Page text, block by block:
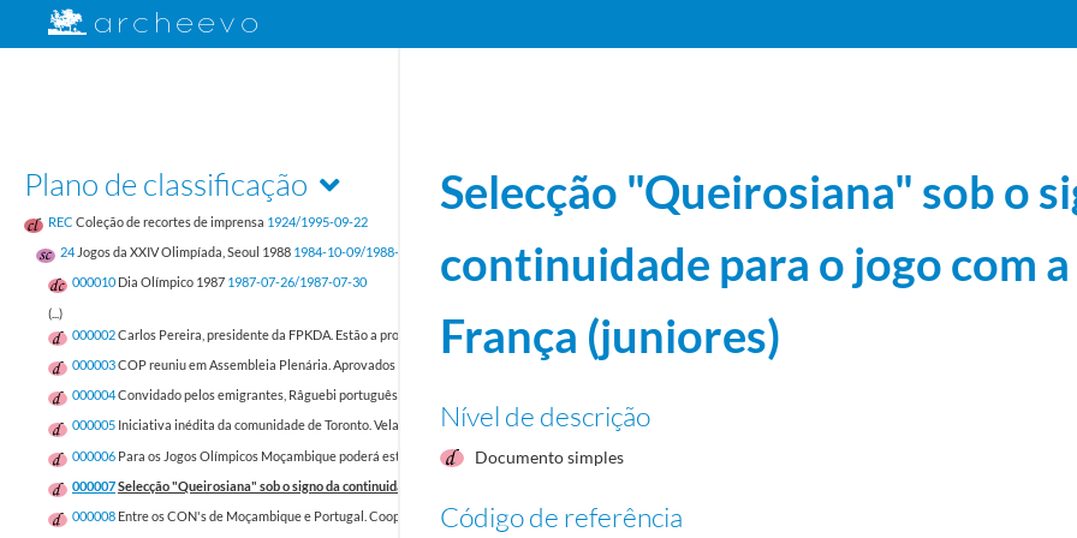
Plano de classificação
REC Coleção de recortes de imprensa 1924/1995-09-22
24 Jogos da XXIV Olimpíada, Seoul 1988 1984-10-09/1988-07-12
000010 Dia Olímpico 1987 1987-07-26/1987-07-30
(...)
000002Carlos Pereira, presidente da FPKDA. Estão a procurar obstruir a nossa actividade! 1986-07-09/1986-07-09
000003COP reuniu em Assembleia Plenária. Aprovados Relatório de Missão de Seul e Proposta de Orçamento para 89
1988-12-28/1988-12-28
000004Convidado pelos emigrantes, Râguebi português na África do Sul
000005 Iniciativa inédita da comunidade de Toronto. Vela portuguesa em Seul para reeditar velhos êxitos
000006 Para os Jogos Olímpicos Moçambique poderá estagiar em Portugal1987-10-02/1987-10-02
000007Selecção "Queirosiana" sob o signo da continuidade para o jogo com a França (juniores)
000008 Entre os CON's de Moçambique e Portugal. Cooperação tem de passar do papel às acções1987-09-30/1987-09-30
Selecção "Queirosiana" sob o
continuidade para o jogo com a
França (juniores)
Nível de descrição
Documento simples
Código de referência